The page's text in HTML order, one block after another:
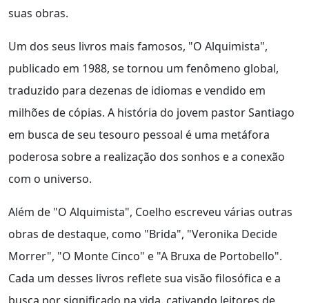
suas obras.
Um dos seus livros mais famosos, "O Alquimista",
publicado em 1988, se tornou um fenômeno global,
traduzido para dezenas de idiomas e vendido em
milhões de cópias. A história do jovem pastor Santiago
em busca de seu tesouro pessoal é uma metáfora
poderosa sobre a realização dos sonhos e a conexão
com o universo.
Além de "O Alquimista", Coelho escreveu várias outras
obras de destaque, como "Brida", "Veronika Decide
Morrer", "O Monte Cinco" e "A Bruxa de Portobello".
Cada um desses livros reflete sua visão filosófica e a